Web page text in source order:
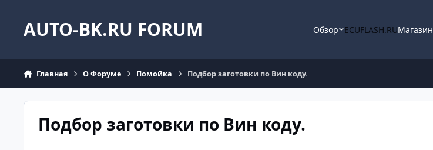
AUTO-BK.RU FORUM Обзор ECUFLASH.RUМагазин
Главная О Форуме Помойка Подбор заготовки по Вин коду.
Подбор заготовки по Вин коду.